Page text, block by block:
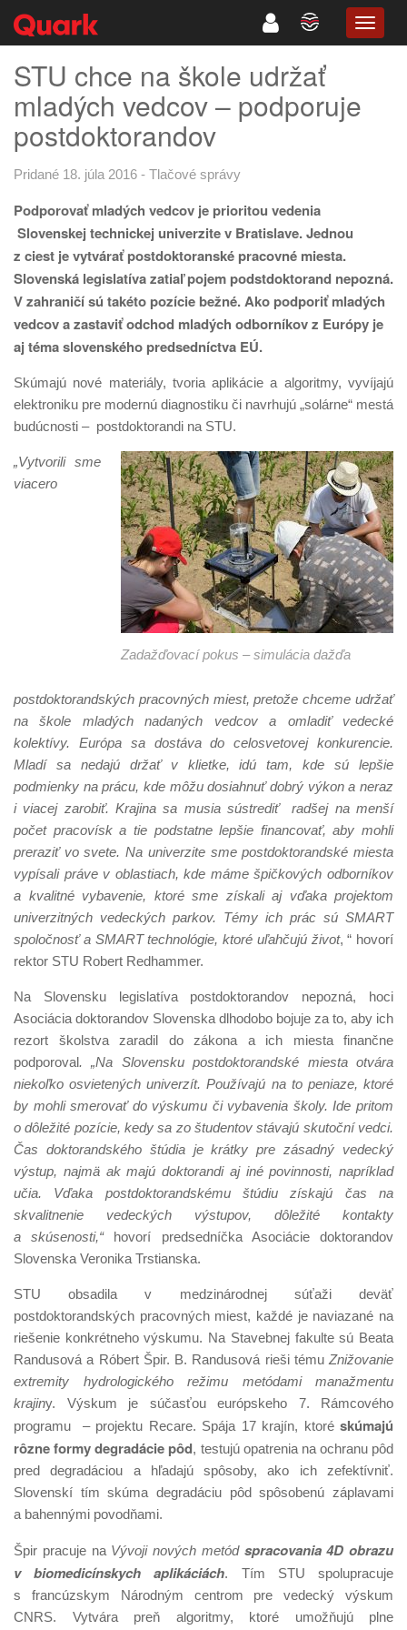
STU chce na škole udržať
mladých vedcov – podporuje
postdoktorandov
Pridané 18. júla 2016 - Tlačové správy
Podporovať mladých vedcov je prioritou vedenia
Slovenskej technickej univerzite v Bratislave. Jednou
z ciest je vytvárať postdoktoranské pracovné miesta.
Slovenská legislatíva zatiaľ pojem podstdoktorand nepozná.
V zahraničí sú takéto pozície bežné. Ako podporiť mladých
vedcov a zastaviť odchod mladých odborníkov z Európy je
aj téma slovenského predsedníctva EÚ.
Skúmajú nové materiály, tvoria aplikácie a algoritmy, vyvíjajú
elektroniku pre modernú diagnostiku či navrhujú „solárne“ mestá
budúcnosti – postdoktorandi na STU.
Zadažďovací pokus – simulácia dažďa
„Vytvorili sme
viacero
postdoktorandských pracovných miest, pretože chceme udržať
na škole mladých nadaných vedcov a omladiť vedecké
kolektívy. Európa sa dostáva do celosvetovej konkurencie.
Mladí sa nedajú držať v klietke, idú tam, kde sú lepšie
podmienky na prácu, kde môžu dosiahnuť dobrý výkon a neraz
i viacej zarobiť. Krajina sa musia sústrediť radšej na menší
počet pracovísk a tie podstatne lepšie financovať, aby mohli
preraziť vo svete. Na univerzite sme postdoktorandské miesta
vypísali práve v oblastiach, kde máme špičkových odborníkov
a kvalitné vybavenie, ktoré sme získali aj vďaka projektom
univerzitných vedeckých parkov. Témy ich prác sú SMART
spoločnosť a SMART technológie, ktoré uľahčujú život, “ hovorí
rektor STU Robert Redhammer.
Na Slovensku legislatíva postdoktorandov nepozná, hoci
Asociácia doktorandov Slovenska dlhodobo bojuje za to, aby ich
rezort školstva zaradil do zákona a ich miesta finančne
podporoval. „Na Slovensku postdoktorandské miesta otvára
niekoľko osvietených univerzít. Používajú na to peniaze, ktoré
by mohli smerovať do výskumu či vybavenia školy. Ide pritom
o dôležité pozície, kedy sa zo študentov stávajú skutoční vedci.
Čas doktorandského štúdia je krátky pre zásadný vedecký
výstup, najmä ak majú doktorandi aj iné povinnosti, napríklad
učia. Vďaka postdoktorandskému štúdiu získajú čas na
skvalitnenie vedeckých výstupov, dôležité kontakty
a skúsenosti,“ hovorí predsedníčka Asociácie doktorandov
Slovenska Veronika Trstianska.
STU obsadila v medzinárodnej súťaži deväť
postdoktorandských pracovných miest, každé je naviazané na
riešenie konkrétneho výskumu. Na Stavebnej fakulte sú Beata
Randusová a Róbert Špir. B. Randusová rieši tému Znižovanie
extremity hydrologického režimu metódami manažmentu
krajiny. Výskum je súčasťou európskeho 7. Rámcového
programu – projektu Recare. Spája 17 krajín, ktoré skúmajú
rôzne formy degradácie pôd, testujú opatrenia na ochranu pôd
pred degradáciou a hľadajú spôsoby, ako ich zefektívniť.
Slovenskí tím skúma degradáciu pôd spôsobenú záplavami
a bahennými povodňami.
Špir pracuje na Vývoji nových metód spracovania 4D obrazu
v biomedicínskych aplikáciách. Tím STU spolupracuje
s francúzskym Národným centrom pre vedecký výskum
CNRS. Vytvára preň algoritmy, ktoré umožňujú plne